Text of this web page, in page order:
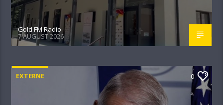
Gold FM Radio
7 AUGUST 2026
EXTERNE 0